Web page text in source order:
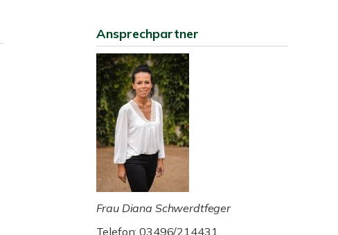
Ansprechpartner
Frau Diana Schwerdtfeger
Telefon: 03496/214431